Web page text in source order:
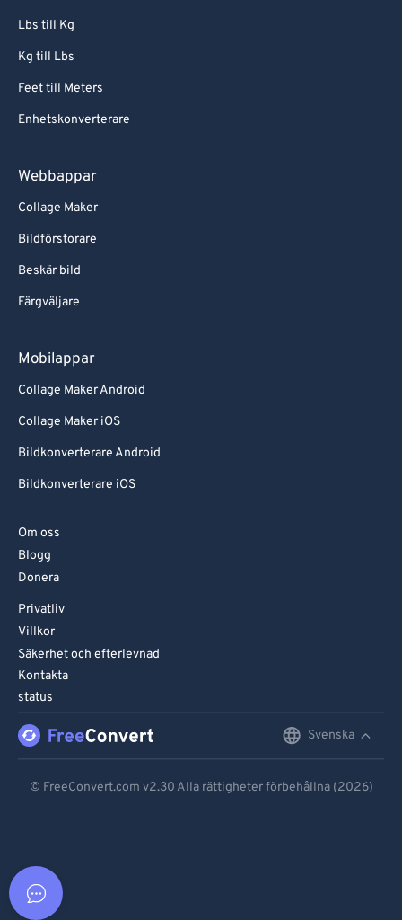
Lbs till Kg
Kg till Lbs
Feet till Meters
Enhetskonverterare
Webbappar
Collage Maker
Bildförstorare
Beskär bild
Färgväljare
Mobilappar
Collage Maker Android
Collage Maker iOS
Bildkonverterare Android
Bildkonverterare iOS
Om oss
Blogg
Donera
Privatliv
Villkor
Säkerhet och efterlevnad
Kontakta
status
Svenska
© FreeConvert.com v2.30 Alla rättigheter förbehållna (2026)